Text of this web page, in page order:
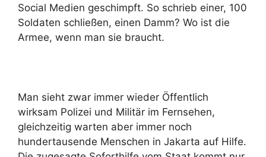
Social Medien geschimpft. So schrieb einer, 100
Soldaten schließen, einen Damm? Wo ist die
Armee, wenn man sie braucht.
Man sieht zwar immer wieder Öffentlich
wirksam Polizei und Militär im Fernsehen,
gleichzeitig warten aber immer noch
hundertausende Menschen in Jakarta auf Hilfe.